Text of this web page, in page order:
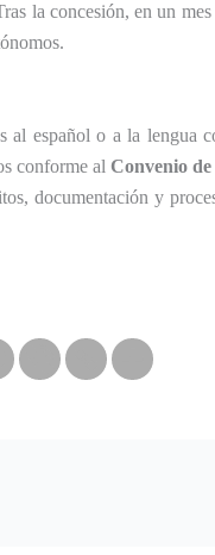
la concesión, en un
al español o a la lengua
conforme al Convenio
documentación y